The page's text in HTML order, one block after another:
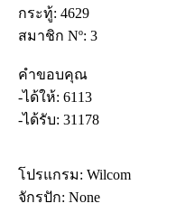
กระทู้: 4629
สมาชิก Nº: 3
คำขอบคุณ
-ได้ให้: 6113
-ได้รับ: 31178
โปรแกรม: Wilcom
จักรปัก: None